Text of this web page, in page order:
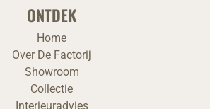
ONTDEK
Home
Over De Factorij
Showroom
Collectie
Interieuradvies